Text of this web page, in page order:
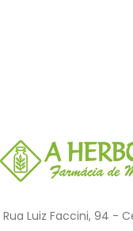
Rua Luiz Faccini, 94 -